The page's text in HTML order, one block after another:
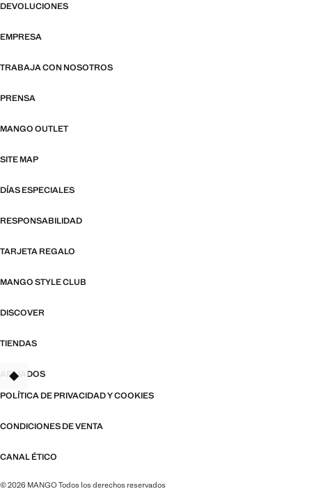
DEVOLUCIONES
EMPRESA
TRABAJA CON NOSOTROS
PRENSA
MANGO OUTLET
SITE MAP
DÍAS ESPECIALES
RESPONSABILIDAD
TARJETA REGALO
MANGO STYLE CLUB
DISCOVER
TIENDAS
AFILIADOS
POLÍTICA DE PRIVACIDAD Y COOKIES
CONDICIONES DE VENTA
CANAL ÉTICO
© 2026 MANGO Todos los derechos reservados